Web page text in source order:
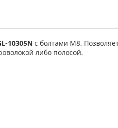
10305Nс болтами M8.
либо полосой.